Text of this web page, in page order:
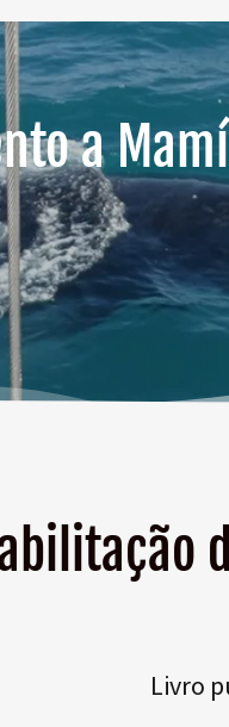
a
Livro